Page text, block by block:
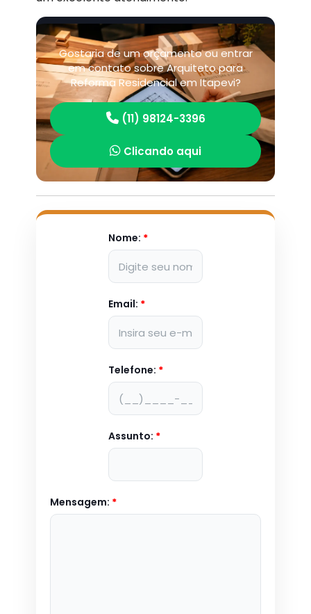
Gostaria de um orçamento ou entrar
em contato sobre Arquiteto para
Reforma Residencial em Itapevi?
(11) 98124-3396
Clicando aqui
Nome: *
Email: *
Telefone: *
Assunto: *
Mensagem: *